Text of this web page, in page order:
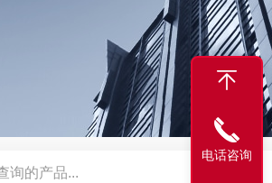
AM6108B新风控制器
电话咨询